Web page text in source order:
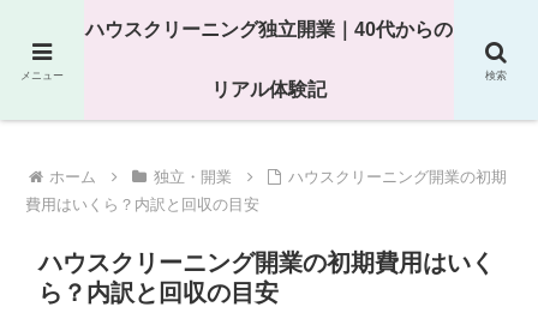
25年以上の現場経験をもとにハウスクリーニング独立の現実
ホーム 独立・開業
ハウスクリーニング開業の初期
費用はいくら？内訳と回収の目安
ハウスクリーニング開業の初期費用はいく
ら？内訳と回収の目安
メニュー
ハウスクリーニング独立開業｜40代からの
リアル体験記
検索